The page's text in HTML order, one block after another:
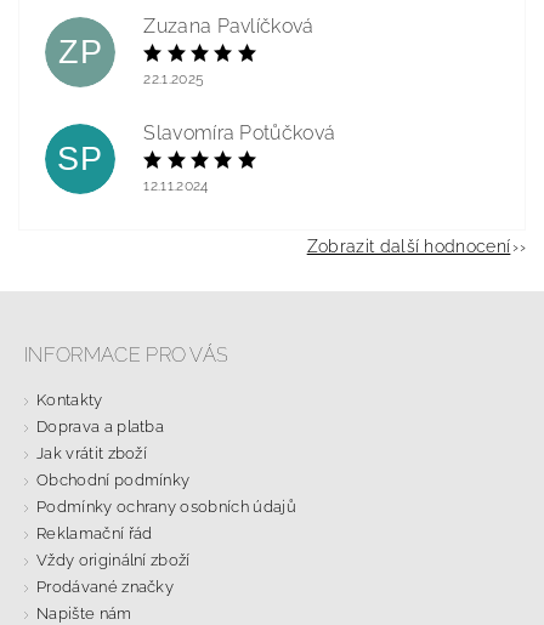
ZP
Zuzana Pavlíčková
22.1.2025
SP
Slavomíra Potůčková
12.11.2024
Zobrazit další hodnocení
INFORMACE PRO VÁS
Kontakty
Doprava a platba
Jak vrátit zboží
Obchodní podmínky
Podmínky ochrany osobních údajů
Reklamační řád
Vždy originální zboží
Prodávané značky
Napište nám